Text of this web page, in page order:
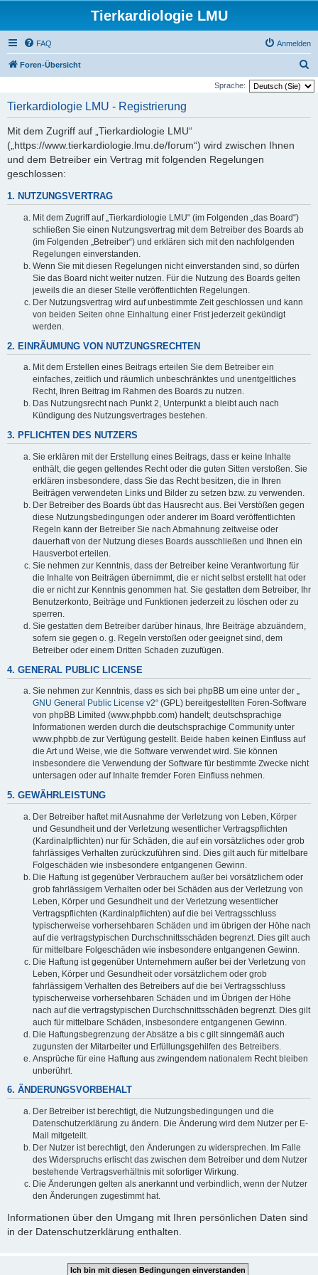
Tierkardiologie LMU
FAQ Anmelden
Foren-Übersicht
u
Sprache:
Tierkardiologie LMU - Registrierung
Mit dem Zugriff auf „Tierkardiologie LMU“
(„https://www.tierkardiologie.lmu.de/forum“) wird zwischen Ihnen
und dem Betreiber ein Vertrag mit folgenden Regelungen
geschlossen:
1. NUTZUNGSVERTRAG
Mit dem Zugriff auf „Tierkardiologie LMU“ (im Folgenden „das Board“)
schließen Sie einen Nutzungsvertrag mit dem Betreiber des Boards ab
(im Folgenden „Betreiber“) und erklären sich mit den nachfolgenden
Regelungen einverstanden.
Wenn Sie mit diesen Regelungen nicht einverstanden sind, so dürfen
Sie das Board nicht weiter nutzen. Für die Nutzung des Boards gelten
jeweils die an dieser Stelle veröffentlichten Regelungen.
Der Nutzungsvertrag wird auf unbestimmte Zeit geschlossen und kann
von beiden Seiten ohne Einhaltung einer Frist jederzeit gekündigt
werden.
2. EINRÄUMUNG VON NUTZUNGSRECHTEN
Mit dem Erstellen eines Beitrags erteilen Sie dem Betreiber ein
einfaches, zeitlich und räumlich unbeschränktes und unentgeltliches
Recht, Ihren Beitrag im Rahmen des Boards zu nutzen.
Das Nutzungsrecht nach Punkt 2, Unterpunkt a bleibt auch nach
Kündigung des Nutzungsvertrages bestehen.
3. PFLICHTEN DES NUTZERS
Sie erklären mit der Erstellung eines Beitrags, dass er keine Inhalte
enthält, die gegen geltendes Recht oder die guten Sitten verstoßen. Sie
erklären insbesondere, dass Sie das Recht besitzen, die in Ihren
Beiträgen verwendeten Links und Bilder zu setzen bzw. zu verwenden.
Der Betreiber des Boards übt das Hausrecht aus. Bei Verstößen gegen
diese Nutzungsbedingungen oder anderer im Board veröffentlichten
Regeln kann der Betreiber Sie nach Abmahnung zeitweise oder
dauerhaft von der Nutzung dieses Boards ausschließen und Ihnen ein
Hausverbot erteilen.
Sie nehmen zur Kenntnis, dass der Betreiber keine Verantwortung für
die Inhalte von Beiträgen übernimmt, die er nicht selbst erstellt hat oder
die er nicht zur Kenntnis genommen hat. Sie gestatten dem Betreiber, Ihr
Benutzerkonto, Beiträge und Funktionen jederzeit zu löschen oder zu
sperren.
Sie gestatten dem Betreiber darüber hinaus, Ihre Beiträge abzuändern,
sofern sie gegen o. g. Regeln verstoßen oder geeignet sind, dem
Betreiber oder einem Dritten Schaden zuzufügen.
4. GENERAL PUBLIC LICENSE
Sie nehmen zur Kenntnis, dass es sich bei phpBB um eine unter der „
GNU General Public License v2“ (GPL) bereitgestellten Foren-Software
von phpBB Limited (www.phpbb.com) handelt; deutschsprachige
Informationen werden durch die deutschsprachige Community unter
www.phpbb.de zur Verfügung gestellt. Beide haben keinen Einfluss auf
die Art und Weise, wie die Software verwendet wird. Sie können
insbesondere die Verwendung der Software für bestimmte Zwecke nicht
untersagen oder auf Inhalte fremder Foren Einfluss nehmen.
5. GEWÄHRLEISTUNG
Der Betreiber haftet mit Ausnahme der Verletzung von Leben, Körper
und Gesundheit und der Verletzung wesentlicher Vertragspflichten
(Kardinalpflichten) nur für Schäden, die auf ein vorsätzliches oder grob
fahrlässiges Verhalten zurückzuführen sind. Dies gilt auch für mittelbare
Folgeschäden wie insbesondere entgangenen Gewinn.
Die Haftung ist gegenüber Verbrauchern außer bei vorsätzlichem oder
grob fahrlässigem Verhalten oder bei Schäden aus der Verletzung von
Leben, Körper und Gesundheit und der Verletzung wesentlicher
Vertragspflichten (Kardinalpflichten) auf die bei Vertragsschluss
typischerweise vorhersehbaren Schäden und im übrigen der Höhe nach
auf die vertragstypischen Durchschnittsschäden begrenzt. Dies gilt auch
für mittelbare Folgeschäden wie insbesondere entgangenen Gewinn.
Die Haftung ist gegenüber Unternehmern außer bei der Verletzung von
Leben, Körper und Gesundheit oder vorsätzlichem oder grob
fahrlässigem Verhalten des Betreibers auf die bei Vertragsschluss
typischerweise vorhersehbaren Schäden und im Übrigen der Höhe
nach auf die vertragstypischen Durchschnittsschäden begrenzt. Dies gilt
auch für mittelbare Schäden, insbesondere entgangenen Gewinn.
Die Haftungsbegrenzung der Absätze a bis c gilt sinngemäß auch
zugunsten der Mitarbeiter und Erfüllungsgehilfen des Betreibers.
Ansprüche für eine Haftung aus zwingendem nationalem Recht bleiben
unberührt.
6. ÄNDERUNGSVORBEHALT
Der Betreiber ist berechtigt, die Nutzungsbedingungen und die
Datenschutzerklärung zu ändern. Die Änderung wird dem Nutzer per E-
Mail mitgeteilt.
Der Nutzer ist berechtigt, den Änderungen zu widersprechen. Im Falle
des Widerspruchs erlischt das zwischen dem Betreiber und dem Nutzer
bestehende Vertragsverhältnis mit sofortiger Wirkung.
Die Änderungen gelten als anerkannt und verbindlich, wenn der Nutzer
den Änderungen zugestimmt hat.
Informationen über den Umgang mit Ihren persönlichen Daten sind
in der Datenschutzerklärung enthalten.